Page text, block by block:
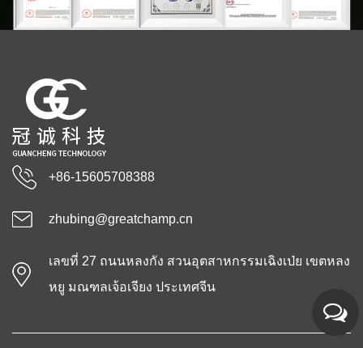
+86-15605708388
zhubing@greatchamp.cn
เลขที่ 27 ถนนหลงกัง สวนอุตสาหกรรมเฉิงเป่ย เขตหลง
หยู มณฑลเจ้อเจียง ประเทศจีน